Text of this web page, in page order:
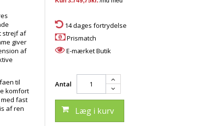
strejf af
giver
af
til
komfort
fast
af ren
14 dages fortrydelse
Prismatch
E-mærket Butik
Antal
Læg i kurv